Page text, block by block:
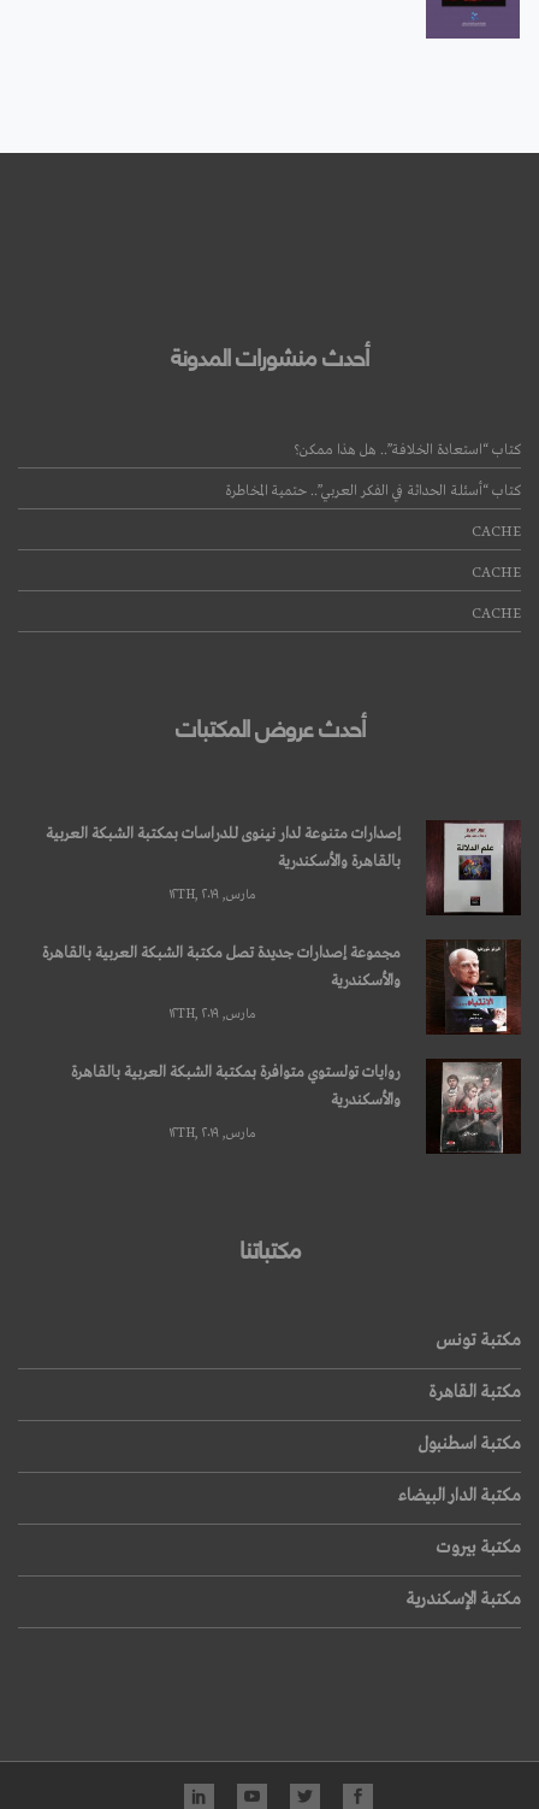
أحدث منشورات المدونة
كتاب “استعادة الخلافة”.. هل هذا ممكن؟
كتاب “أسئلة الحداثة في الفكر العربي”.. حتمية المخاطرة
CACHE
CACHE
CACHE
أحدث عروض المكتبات
إصدارات متنوعة لدار نينوى للدراسات بمكتبة الشبكة العربية
بالقاهرة والأسكندرية
مارس, ۱۲TH, ۲۰۱۹
مجموعة إصدارات جديدة تصل مكتبة الشبكة العربية بالقاهرة
والأسكندرية
مارس, ۱۲TH, ۲۰۱۹
روايات تولستوي متوافرة بمكتبة الشبكة العربية بالقاهرة
والأسكندرية
مارس, ۱۲TH, ۲۰۱۹
مكتباتنا
مكتبة تونس
مكتبة القاهرة
مكتبة اسطنبول
مكتبة الدار البيضاء
مكتبة بيروت
مكتبة الإسكندرية